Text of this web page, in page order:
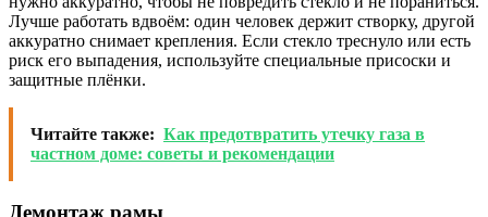
Лучше работать вдвоём: один человек держит створку, другой
аккуратно снимает крепления. Если стекло треснуло или есть
риск его выпадения, используйте специальные присоски и
защитные плёнки.
Читайте также: Как предотвратить утечку газа в
частном доме: советы и рекомендации